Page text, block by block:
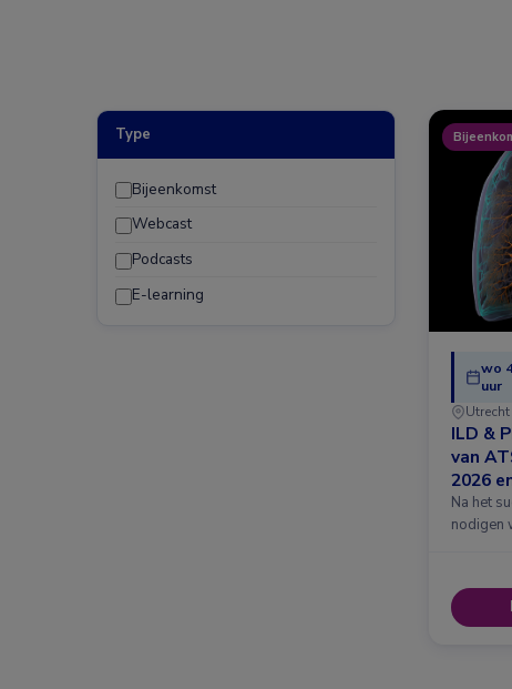
Type
Bijeenkomst
Webcast
Podcasts
E-learning
wo
uur
Utrecht
ILD &
van
2026
Na het
nodigen